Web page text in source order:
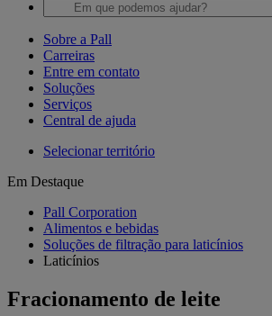
Sobre a Pall
Carreiras
Entre em contato
Soluções
Serviços
Central de ajuda
Selecionar território
Em Destaque
Pall Corporation
Alimentos e bebidas
Soluções de filtração para laticínios
Laticínios
Fracionamento de leite